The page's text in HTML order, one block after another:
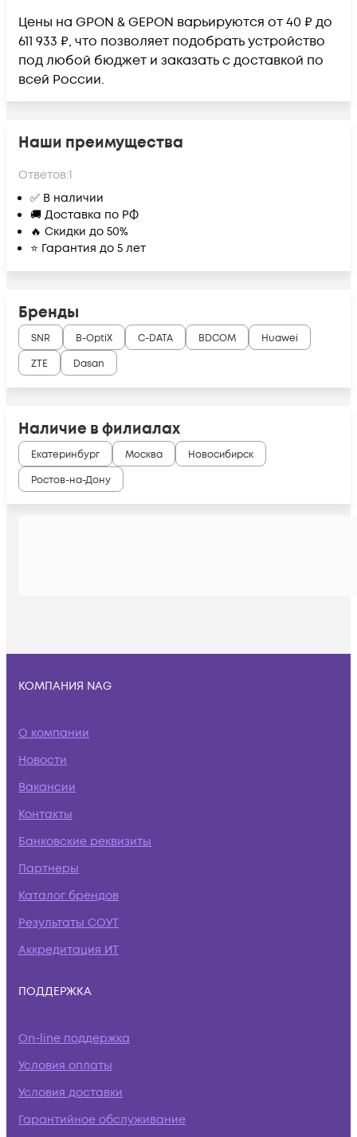
Цены на GPON & GEPON варьируются от 40 ₽ до
611 933 ₽, что позволяет подобрать устройство
под любой бюджет и заказать с доставкой по
всей России.
Наши преимущества
Ответов:1
✅ В наличии
🚚 Доставка по РФ
🔥 Скидки до 50%
⭐ Гарантия до 5 лет
Бренды
SNR B-OptiX C-DATA BDCOM
Huawei
ZTE
Dasan
Наличие в филиалах
Екатеринбург Москва
Новосибирск
Ростов-на-Дону
КОМПАНИЯ NAG
О компании
Новости
Вакансии
Контакты
Банковские реквизиты
Партнеры
Каталог брендов
Результаты СОУТ
Аккредитация ИТ
ПОДДЕРЖКА
On-line поддержка
Условия оплаты
Условия доставки
Гарантийное обслуживание